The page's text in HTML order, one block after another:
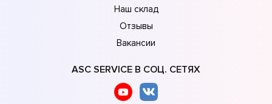
Наш склад
Отзывы
Вакансии
ASC SERVICE В СОЦ. СЕТЯХ